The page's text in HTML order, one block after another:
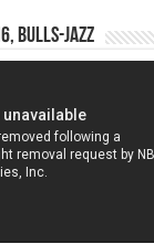
Bulls-Jazz